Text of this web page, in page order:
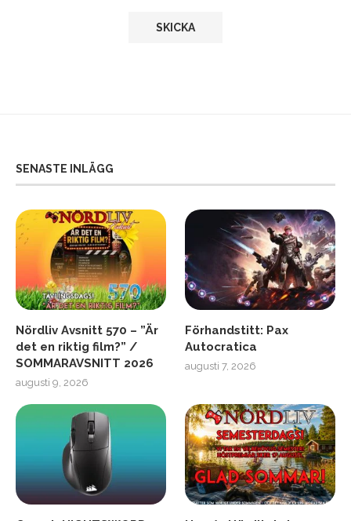
SENASTE INLÄGG
Nördliv Avsnitt 570 – ”Är
det en riktig film?” /
SOMMARAVSNITT 2026
augusti 9, 2026
Förhandstitt: Pax
Autocratica
augusti 7, 2026